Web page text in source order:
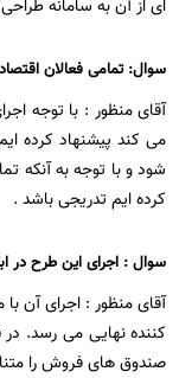
ای از آن به سامانه
سوال: تمامی فعالان
آقای منظور : با توجه
می کند پیشنهاد کرده
شود و با توجه به آنکه
کرده ایم تدریجی باشد .
سوال : اجرای این طرح در
آقای منظور : اجرای آن
کننده نهایی می رسد.
صندوق های فروش را